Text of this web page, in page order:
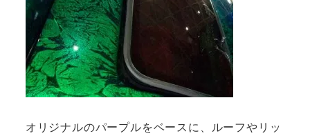
オリジナルのパープルをベースに、ルーフやリッ